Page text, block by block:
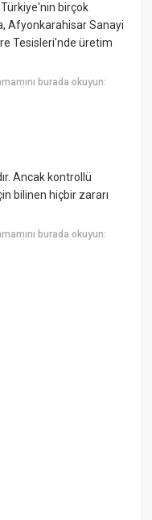
birçok
Afyonkarahisar Sanayi
Tesisleri'nde üretim
burada okuyun:
Ancak kontrollü
bilinen hiçbir zararı
burada okuyun: